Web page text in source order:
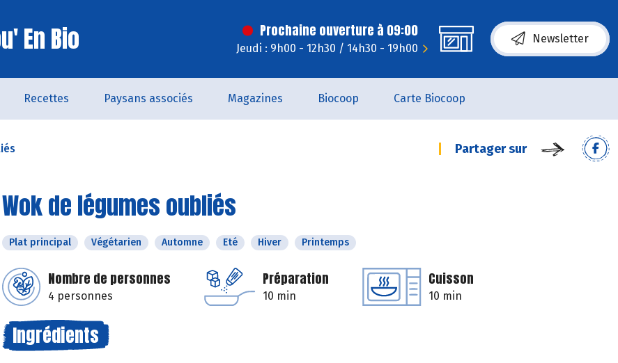
En Bio Prochaine ouverture à 09:00
Jeudi : 9h00 - 12h30 / 14h30 - 19h00
Newsletter
Recettes Paysans associés Magazines Biocoop Carte Biocoop
Partager sur
Wok de légumes oubliés
Plat principal Végétarien Automne Eté Hiver Printemps
Nombre de personnes
4 personnes
Préparation
10 min
Cuisson
10 min
Ingrédients